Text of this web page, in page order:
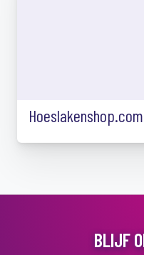
Hoeslakenshop.com
BLIJF